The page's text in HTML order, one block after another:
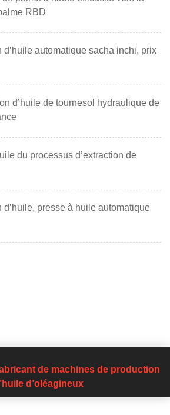
RBD
d’huile automatique sacha inchi, prix
d’huile de tournesol hydraulique de
du processus d’extraction de
d’huile, presse à huile automatique
de machines de production
d’oléagineux